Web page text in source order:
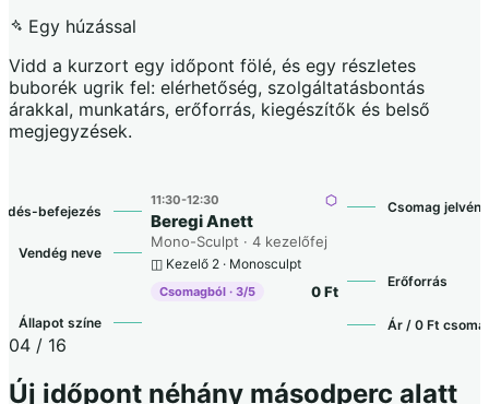
Egy húzással
Vidd a kurzort egy időpont fölé, és egy részletes
buborék ugrik fel: elérhetőség, szolgáltatásbontás
árakkal, munkatárs, erőforrás, kiegészítők és belső
megjegyzések.
11:30-12:30
Beregi Anett
Mono-Sculpt · 4 kezelőfej
◫ Kezelő 2 · Monosculpt
Csomagból · 3/5 0 Ft
befejezés Csomag jelvény
Vendég neve
Erőforrás
Állapot színe Ár / 0 Ft
04 / 16
Új időpont néhány másodperc alatt